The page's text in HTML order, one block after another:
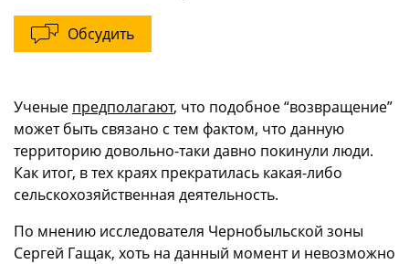
Обсудить
Ученые предполагают, что подобное “возвращение”
может быть связано с тем фактом, что данную
территорию довольно-таки давно покинули люди.
Как итог, в тех краях прекратилась какая-либо
сельскохозяйственная деятельность.
По мнению исследователя Чернобыльской зоны
Сергей Гащак, хоть на данный момент и невозможно